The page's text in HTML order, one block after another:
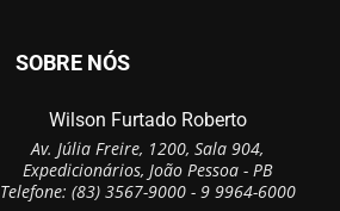
SOBRE NÓS
Wilson Furtado Roberto
Av. Júlia Freire, 1200, Sala 904,
Expedicionários, João Pessoa - PB
Telefone: (83) 3567-9000 - 9 9964-6000